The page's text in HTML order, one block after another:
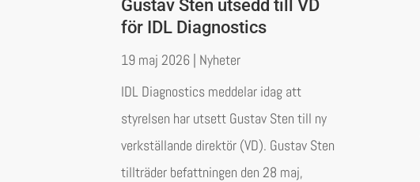
Gustav Sten utsedd till VD
för IDL Diagnostics
19 maj 2026 | Nyheter
IDL Diagnostics meddelar idag att
styrelsen har utsett Gustav Sten till ny
verkställande direktör (VD). Gustav Sten
tillträder befattningen den 28 maj,